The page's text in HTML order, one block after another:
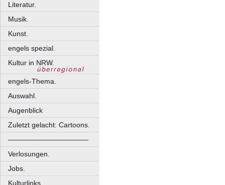
Literatur.
Musik.
Kunst.
engels spezial.
Kultur in NRW.
engels-Thema.
Auswahl.
Augenblick
Zuletzt gelacht: Cartoons.
––––––––––––––––––––
Verlosungen.
Jobs.
Kulturlinks.